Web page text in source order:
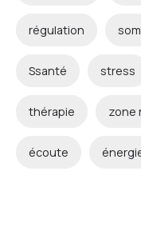
régulation
Ssanté stress
thérapie zone
écoute